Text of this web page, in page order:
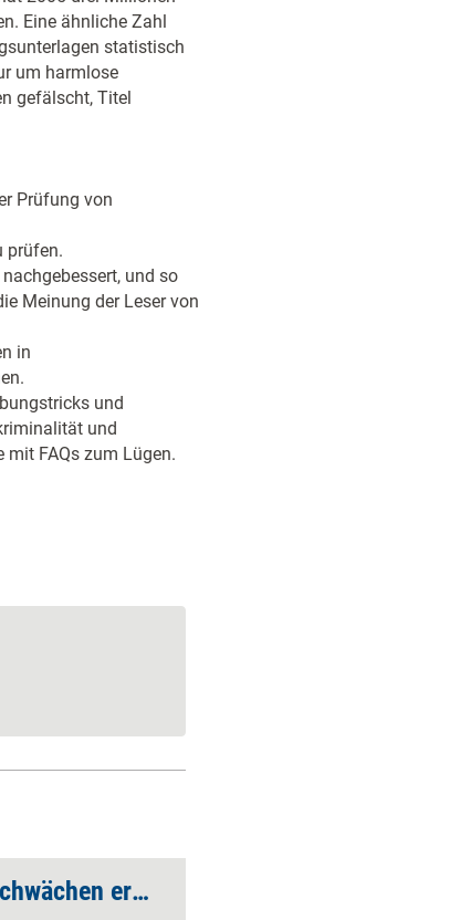
Eine ähnliche Zahl
statistisch
um harmlose
gefälscht, Titel
Prüfung von
prüfen.
und so
Meinung der Leser von
in
und
und
mit FAQs zum Lügen.
Nach Stärken fragen – Schwächen erkennen